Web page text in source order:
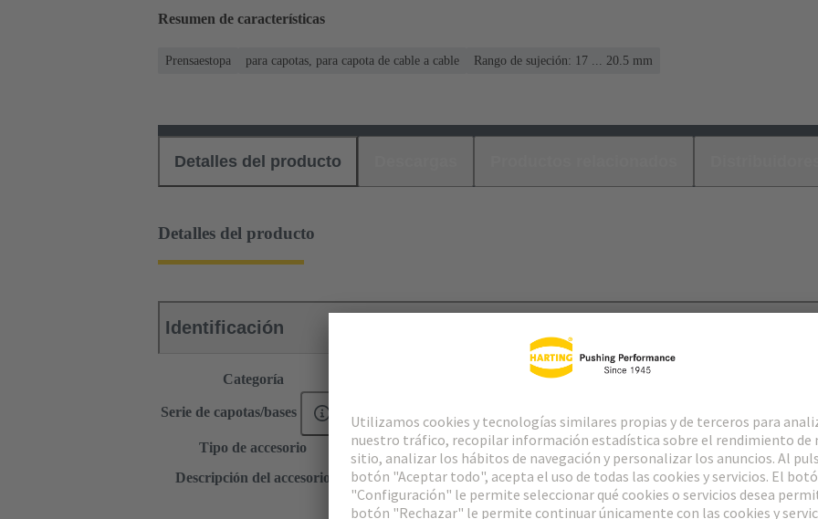
Resumen de características
Prensaestopa para capotas, para capota de cable a cable Rango de sujeción: 17 ... 20.5 mm
Detalles del producto
Detalles del producto
Identificación
Categoría
Serie de capotas/bases
Tipo de accesorio
Prensaestopa
Descripción del accesorio
para capotas
para capota de cable a cable